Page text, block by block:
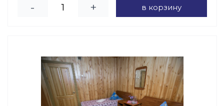
-
+ в корзину